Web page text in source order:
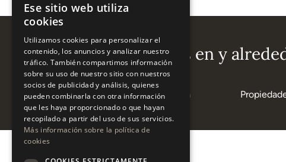
Áreas populares en y
Propiedades en La Zagaleta
Ese sitio web utiliza
cookies
Utilizamos cookies para personalizar el
contenido, los anuncios y analizar nuestro
tráfico. También compartimos información
sobre su uso de nuestro sitio con nuestros
socios de publicidad y análisis, quienes
pueden combinarla con otra información
que les haya proporcionado o que hayan
recopilado a partir del uso de sus servicios.
Más información sobre la política de
cookies